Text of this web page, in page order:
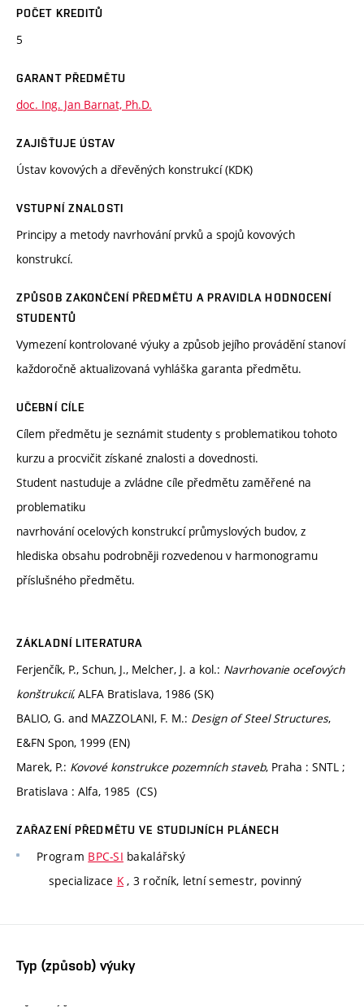
POČET KREDITŮ
5
GARANT PŘEDMĚTU
doc. Ing. Jan Barnat, Ph.D.
ZAJIŠŤUJE ÚSTAV
Ústav kovových a dřevěných konstrukcí (KDK)
VSTUPNÍ ZNALOSTI
Principy a metody navrhování prvků a spojů kovových
konstrukcí.
ZPŮSOB ZAKONČENÍ PŘEDMĚTU A PRAVIDLA HODNOCENÍ
STUDENTŮ
Vymezení kontrolované výuky a způsob jejího provádění stanoví
každoročně aktualizovaná vyhláška garanta předmětu.
UČEBNÍ CÍLE
Cílem předmětu je seznámit studenty s problematikou tohoto
kurzu a procvičit získané znalosti a dovednosti.
Student nastuduje a zvládne cíle předmětu zaměřené na
problematiku
navrhování ocelových konstrukcí průmyslových budov, z
hlediska obsahu podrobněji rozvedenou v harmonogramu
příslušného předmětu.
ZÁKLADNÍ LITERATURA
Ferjenčík, P., Schun, J., Melcher, J. a kol.: Navrhovanie oceľových
konštrukcií, ALFA Bratislava, 1986 (SK)
BALIO, G. and MAZZOLANI, F. M.: Design of Steel Structures,
E&FN Spon, 1999 (EN)
Marek, P.: Kovové konstrukce pozemních staveb, Praha : SNTL ;
Bratislava : Alfa, 1985 (CS)
ZAŘAZENÍ PŘEDMĚTU VE STUDIJNÍCH PLÁNECH
Program BPC-SI bakalářský
specializace K, 3 ročník, letní semestr, povinný
Typ (způsob) výuky